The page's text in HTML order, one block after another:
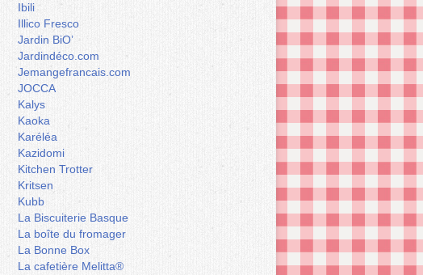
Ibili
Illico Fresco
Jardin BiO’
Jardindéco.com
Jemangefrancais.com
JOCCA
Kalys
Kaoka
Karéléa
Kazidomi
Kitchen Trotter
Kritsen
Kubb
La Biscuiterie Basque
La boîte du fromager
La Bonne Box
La cafetière Melitta®